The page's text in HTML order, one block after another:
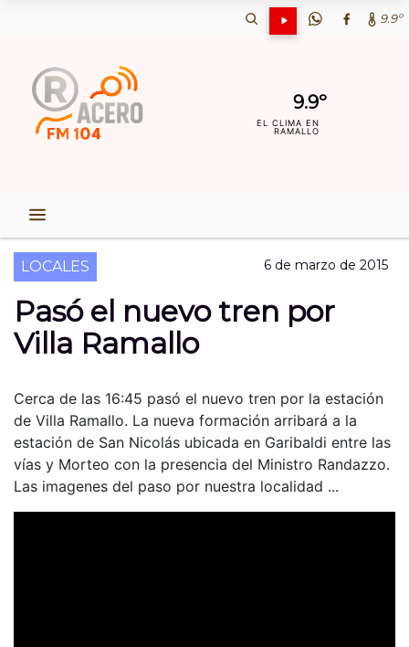
9.9º
9.9º
EL CLIMA EN
RAMALLO
LOCALES 6 de marzo de 2015
Pasó el nuevo tren por
Villa Ramallo
Cerca de las 16:45 pasó el nuevo tren por la estación
de Villa Ramallo. La nueva formación arribará a la
estación de San Nicolás ubicada en Garibaldi entre las
vías y Morteo con la presencia del Ministro Randazzo.
Las imagenes del paso por nuestra localidad ...